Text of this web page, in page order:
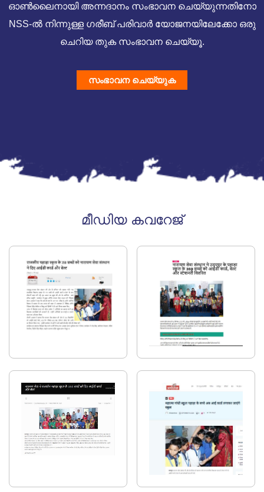
ഓൺലൈനായി അന്നദാനം സംഭാവന ചെയ്യുന്നതിനോ
NSS-ൽ നിന്നുള്ള ഗരീബ് പരിവാർ യോജനയിലേക്കോ ഒരു
ചെറിയ തുക സംഭാവന ചെയ്യൂ.
സംഭാവന ചെയ്യുക
മീഡിയ കവറേജ്